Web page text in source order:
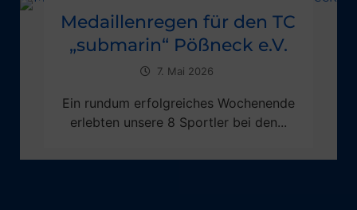
Medaillenregen für den TC
„submarin“ Pößneck e.V.
7. Mai 2026
Ein rundum erfolgreiches Wochenende
erlebten unsere 8 Sportler bei den...